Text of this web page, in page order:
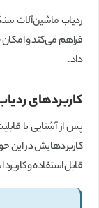
داد.
کاربردهای
کاربردهایش در این
قابل استفاده و